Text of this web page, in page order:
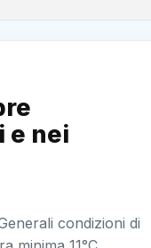
e nei
condizioni di